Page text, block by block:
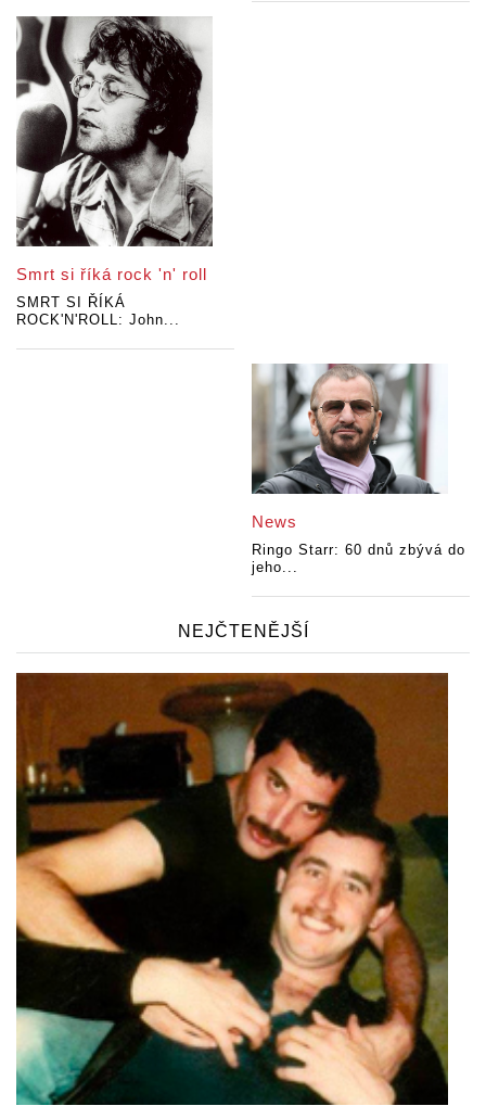
Smrt si říká rock 'n' roll
SMRT SI ŘÍKÁ
ROCK'N'ROLL: John...
News
Ringo Starr: 60 dnů zbývá do
jeho...
NEJČTENĚJŠÍ